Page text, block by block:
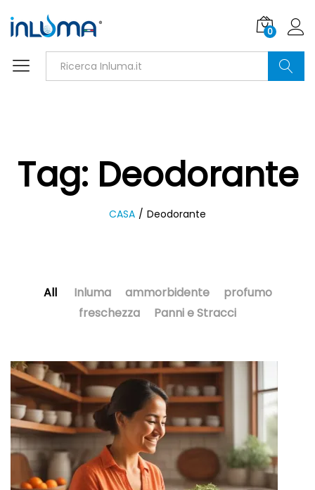
0
Tag: Deodorante
CASA / Deodorante
All Inluma ammorbidente
profumo
freschezza
Panni e Stracci